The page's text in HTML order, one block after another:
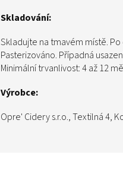
Skladování:
Skladujte na tmavém místě.
Pasterizováno. Případná
Minimální trvanlivost: 4 až 12
Výrobce:
Opre' Cidery s.r.o., Textilná 4,